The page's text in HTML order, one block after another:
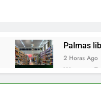
Palmas
2 Horas Ago
Wagner
3 Horas Ago